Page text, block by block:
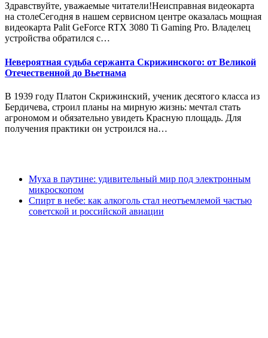
Здравствуйте, уважаемые читатели!Неисправная видеокарта
на столеСегодня в нашем сервисном центре оказалась мощная
видеокарта Palit GeForce RTX 3080 Ti Gaming Pro. Владелец
устройства обратился с…
Невероятная судьба сержанта Скрижинского: от Великой
Отечественной до Вьетнама
В 1939 году Платон Скрижинский, ученик десятого класса из
Бердичева, строил планы на мирную жизнь: мечтал стать
агрономом и обязательно увидеть Красную площадь. Для
получения практики он устроился на…
Муха в паутине: удивительный мир под электронным
микроскопом
Спирт в небе: как алкоголь стал неотъемлемой частью
советской и российской авиации